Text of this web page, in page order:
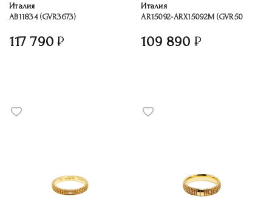
Италия
AB11834 (GVR3673)
117 790
Италия
AR15092-ARX15092M (GVR50
109 890